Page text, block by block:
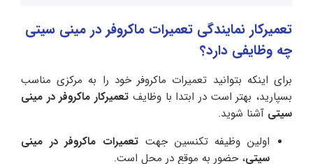
تعمیرکار نمایندگی تعمیرات ماکروفر در مینی سیتی
چه وظایفی دارد؟
برای اینکه بتوانید تعمیرات ماکروفر خود را به مرکزی مناسب
بسپارید، بهتر است در ابتدا با وظایف تعمیرکار ماکروفر در مینی
سیتی آشنا شوید.
اولین وظیفه تکنسین جهت تعمیرات ماکروفر در مینی
سیتی، حضور به موقع در محل است.